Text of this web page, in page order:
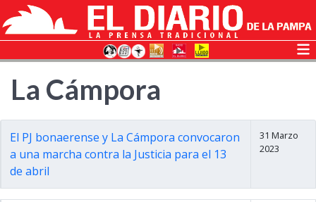
La Cámpora
El PJ bonaerense y La Cámpora convocaron
a una marcha contra la Justicia para el 13
de abril
31 Marzo
2023